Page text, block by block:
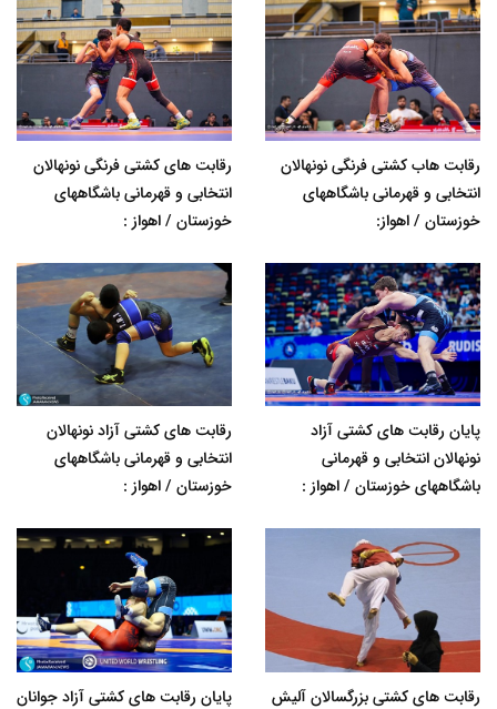
رقابت هاب کشتی فرنگی نونهالان
انتخابی و قهرمانی باشگاههای
خوزستان / اهواز:
رقابت های کشتی فرنگی نونهالان
انتخابی و قهرمانی باشگاههای
خوزستان / اهواز :
پایان رقابت های کشتی آزاد
نونهالان انتخابی و قهرمانی
باشگاههای خوزستان / اهواز :
رقابت های کشتی آزاد نونهالان
انتخابی و قهرمانی باشگاههای
خوزستان / اهواز :
رقابت های کشتی بزرگسالان آلیش
پایان رقابت های کشتی آزاد جوانان